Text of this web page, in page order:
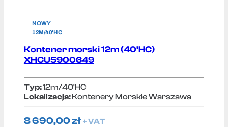
NOWY
12M/40'HC
Kontener morski 12m (40’HC)
XHCU5900649
Typ:12m/40'HC
Lokallzacja:Kontenery Morskie Warszawa
8 690,00zł + VAT